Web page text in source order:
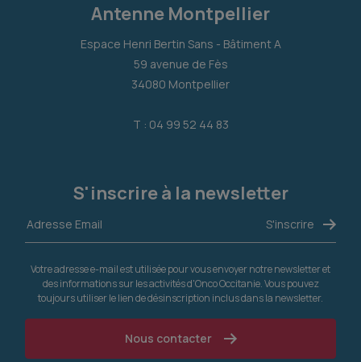
Antenne Montpellier
Espace Henri Bertin Sans - Bâtiment A
59 avenue de Fès
34080 Montpellier
T : 04 99 52 44 83
S'inscrire à la newsletter
Votre adresse e-mail est utilisée pour vous envoyer notre newsletter et
des informations sur les activités d'Onco Occitanie. Vous pouvez
toujours utiliser le lien de désinscription inclus dans la newsletter.
Nous contacter